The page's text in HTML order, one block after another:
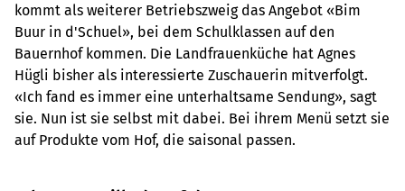
kommt als weiterer Betriebszweig das Angebot «Bim
Buur in d'Schuel», bei dem Schulklassen auf den
Bauernhof kommen. Die Landfrauenküche hat Agnes
Hügli bisher als interessierte Zuschauerin mitverfolgt.
«Ich fand es immer eine unterhaltsame Sendung», sagt
sie. Nun ist sie selbst mit dabei. Bei ihrem Menü setzt sie
auf Produkte vom Hof, die saisonal passen.